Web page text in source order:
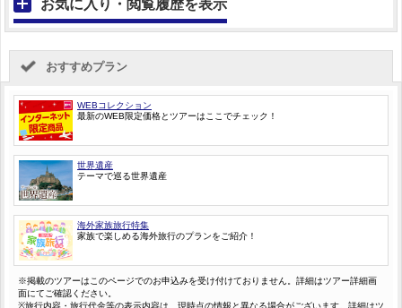
お気に入り・閲覧履歴を表示
おすすめプラン
WEBコレクション
最新のWEB限定価格とツアーはここでチェック！
世界遺産
テーマで巡る世界遺産
海外家族旅行特集
家族で楽しめる海外旅行のプランをご紹介！
※掲載のツアーはこのページでのお申込みを受け付けておりません。詳細はツアー詳細画
面にてご確認ください。
※旅行内容・旅行代金等の表示内容は、現時点の情報と異なる場合がございます。詳細はツ